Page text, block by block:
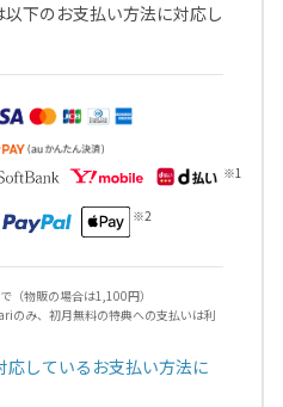
下のお支払い方法に対応し
物販の場合は1,100円）
のみ、初月無料の特典への支払いは利
応しているお支払い方法に